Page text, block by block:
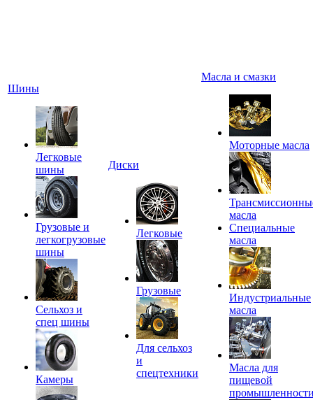
Шины
Легковые
шины
Грузовые и
легкогрузовые
шины
Сельхоз и
спец шины
Камеры
Диски
Легковые
Грузовые
Для сельхоз
и
спецтехники
Масла и смазки
Моторные масла
масла
Специальные
масла
Индустриальные
масла
Масла для
пищевой